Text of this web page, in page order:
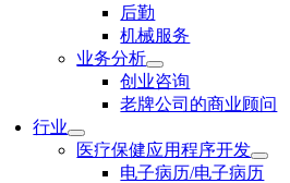
后勤
机械服务
业务分析
创业咨询
老牌公司的商业顾问
行业
医疗保健应用程序开发
电子病历/电子病历